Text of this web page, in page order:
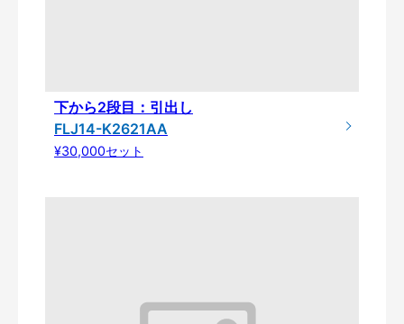
下から2段目：引出し
FLJ14-K2621AA
¥30,000セット